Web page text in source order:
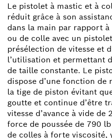
Le pistolet à mastic et à
réduit grâce à son
dans la main par rapport
ou de colle avec un
présélection de vitesse et
l’utilisation et permettant
de taille constante. Le
dispose d’une fonction
la tige de piston évitant
goutte et continue d’être
vitesse d’avance à vide
force de poussée de 790
de colles à forte viscosité,